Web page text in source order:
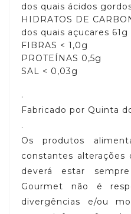
dos quais ácidos
HIDRATOS DE
dos quais açucares 61g
FIBRAS < 1,0g
PROTEÍNAS 0,5g
SAL < 0,03g
.
Fabricado por Quinta
.
Os produtos
constantes alterações
deverá estar
Gourmet não é
divergências e/ou